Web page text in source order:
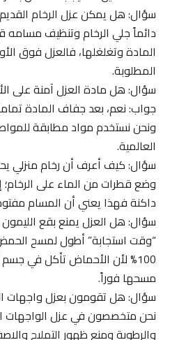
سؤال: هل يمكن عزل الرخام
دائماً جلي الرخام وتنظيف مسامه
المادة وتغلغلها، فالعزل فوق
المطلوبة.
سؤال: هل مادة العزل آمنة على
جواب: نعم، بعد جفاف المادة تماماً
ونحن نستخدم مواد مطابقة
العالمية.
سؤال: كيف أعرف أن رخام منزلي
وضع قطرات من الماء على الرخام؛
داكنة فهذا يعني أن المسام
سؤال: هل العزل يمنع بقع الليمون
“وقت استجابة” أطول لمسح الحمض،
100% لأن الأحماض تأكل في جسم
مسحها فوراً.
سؤال: هل تقومون بعزل واجهات
نحن متخصصون في عزل الواجهات
والرطوبة ومنع ظهور التمليح